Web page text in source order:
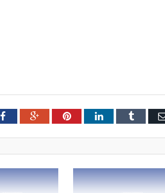
FacebookGoogle+PinterestLinkedInTumblr